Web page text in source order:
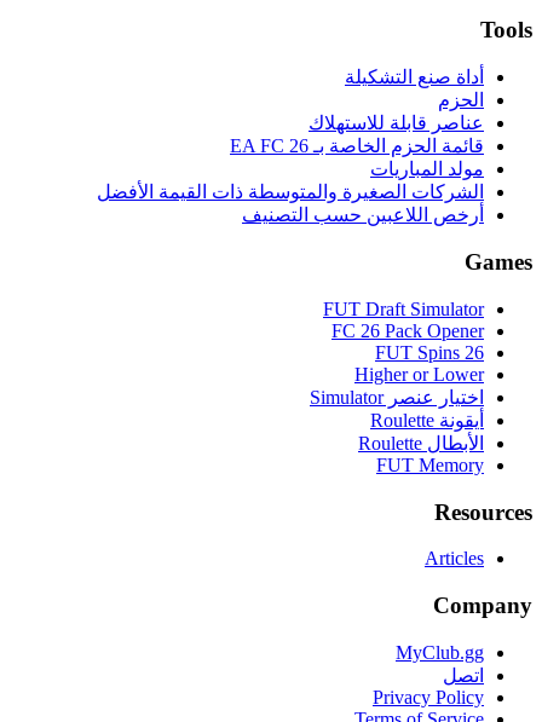
Tools
أداة صنع التشكيلة
الحزم
عناصر قابلة للاستهلاك
قائمة الحزم الخاصة بـ EA FC 26
مولد المباريات
الشركات الصغيرة والمتوسطة ذات القيمة الأفضل
أرخص اللاعبين حسب التصنيف
Games
FUT Draft Simulator
FC 26 Pack Opener
FUT Spins 26
Higher or Lower
اختيار عنصر Simulator
أيقونة Roulette
الأبطال Roulette
FUT Memory
Resources
Articles
Company
MyClub.gg
اتصل
Privacy Policy